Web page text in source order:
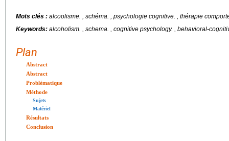
Mots clés : alcoolisme. , schéma. , psychologie cognitive. , thérapie
Keywords: alcoholism. , schema. , cognitive psychology. , behavioral-
Plan
Abstract
Abstract
Problématique
Méthode
Sujets
Matériel
Résultats
Conclusion